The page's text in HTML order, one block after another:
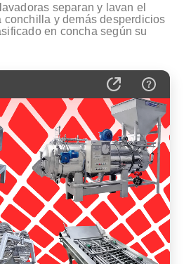
separan y lavan el
conchilla y demás desperdicios
en concha según su